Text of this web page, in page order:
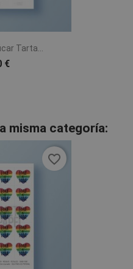
Tarta...
€
misma categoría:
favorite_border